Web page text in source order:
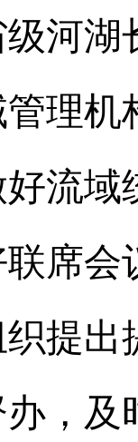
河
理
流
席
提
，